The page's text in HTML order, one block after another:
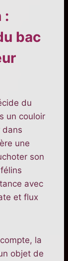
:
bac
du
un couloir
dans
une
son
avec
et flux
la
objet de